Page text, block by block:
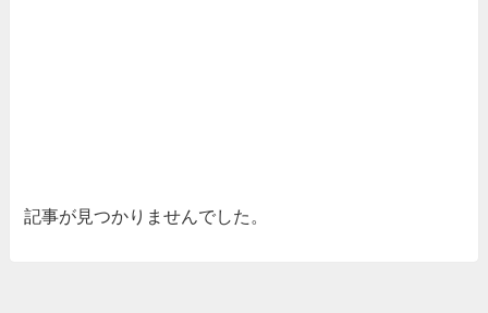
記事が見つかりませんでした。